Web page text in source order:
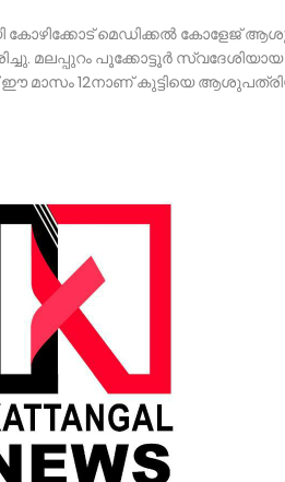
കോഴിക്കോട് മെഡിക്കൽ കോളേജ്
മലപ്പുറം പൂക്കോട്ടൂർ സ്വദേശിയായ
മാസം 12നാണ് കുട്ടിയെ